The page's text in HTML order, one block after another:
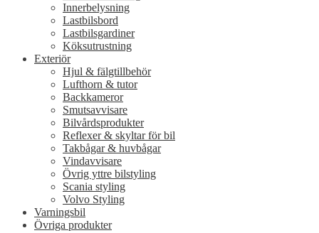
Innerbelysning
Lastbilsbord
Lastbilsgardiner
Köksutrustning
Exteriör
Hjul & fälgtillbehör
Lufthorn & tutor
Backkameror
Smutsavvisare
Bilvårdsprodukter
Reflexer & skyltar för bil
Takbågar & huvbågar
Vindavvisare
Övrig yttre bilstyling
Scania styling
Volvo Styling
Varningsbil
Övriga produkter